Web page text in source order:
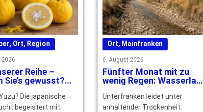
, Ort, Region
2026
Reihe –
Sie’s gewusst?
verfeinert
Die japanische
begeistert mit
Ort, Mainfranken
6. August 2026
Fünfter Monat mit zu
wenig Regen: Wasserlage
sich zu
Unterfranken leidet unter
anhaltender Trockenheit: